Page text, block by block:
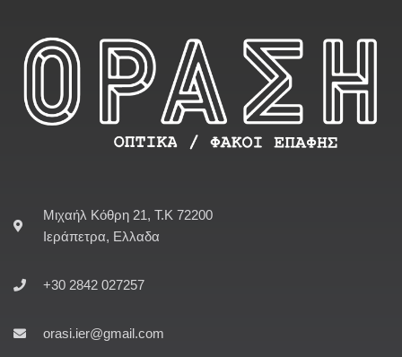
Μιχαήλ Κόθρη 21, Τ.Κ 72200
Ιεράπετρα, Ελλαδα
+30 2842 027257
orasi.ier@gmail.com